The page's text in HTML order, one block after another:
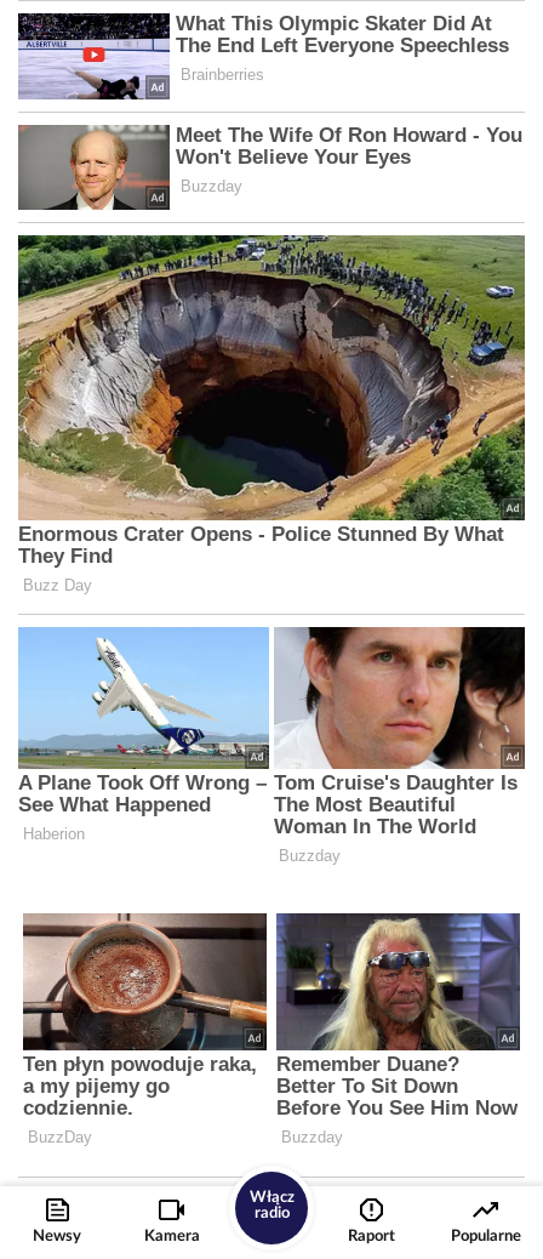
Newsy Kamera
Włącz
radio
Raport
Popularne